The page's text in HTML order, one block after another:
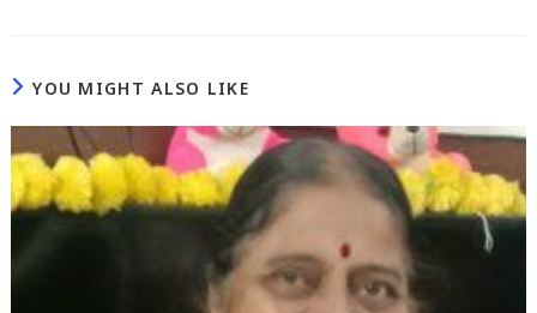
YOU MIGHT ALSO LIKE